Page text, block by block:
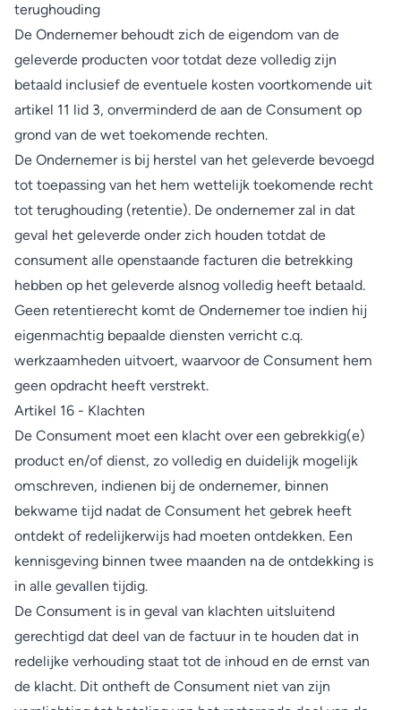
terughouding
De Ondernemer behoudt zich de eigendom van de
geleverde producten voor totdat deze volledig zijn
betaald inclusief de eventuele kosten voortkomende uit
artikel 11 lid 3, onverminderd de aan de Consument op
grond van de wet toekomende rechten.
De Ondernemer is bij herstel van het geleverde bevoegd
tot toepassing van het hem wettelijk toekomende recht
tot terughouding (retentie). De ondernemer zal in dat
geval het geleverde onder zich houden totdat de
consument alle openstaande facturen die betrekking
hebben op het geleverde alsnog volledig heeft betaald.
Geen retentierecht komt de Ondernemer toe indien hij
eigenmachtig bepaalde diensten verricht c.q.
werkzaamheden uitvoert, waarvoor de Consument hem
geen opdracht heeft verstrekt.
Artikel 16 - Klachten
De Consument moet een klacht over een gebrekkig(e)
product en/of dienst, zo volledig en duidelijk mogelijk
omschreven, indienen bij de ondernemer, binnen
bekwame tijd nadat de Consument het gebrek heeft
ontdekt of redelijkerwijs had moeten ontdekken. Een
kennisgeving binnen twee maanden na de ontdekking is
in alle gevallen tijdig.
De Consument is in geval van klachten uitsluitend
gerechtigd dat deel van de factuur in te houden dat in
redelijke verhouding staat tot de inhoud en de ernst van
de klacht. Dit ontheft de Consument niet van zijn